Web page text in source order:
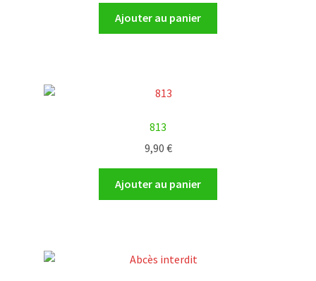
Ajouter au panier
813
9,90 €
Ajouter au panier